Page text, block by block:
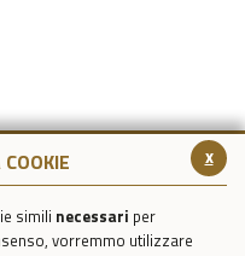
x
simili necessari per
vorremmo utilizzare